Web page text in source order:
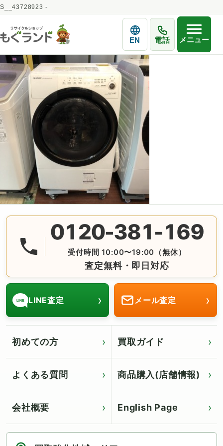
S__43728923 -
EN 電話 メニュー
0120-381-169
受付時間 10:00〜19:00（無休）
査定無料・即日対応
無料の電話査定・見積もり お問合せは番号をタップ♪
LINE LINE査定 › メール査定 ›
初めての方 買取ガイド
よくある質問 商品購入(店舗情報)
会社概要 English Page
Click for English page